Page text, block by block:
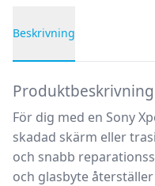
Beskrivning
Produktbeskrivning
För dig med en Sony
skadad skärm eller
och snabb
och glasbyte